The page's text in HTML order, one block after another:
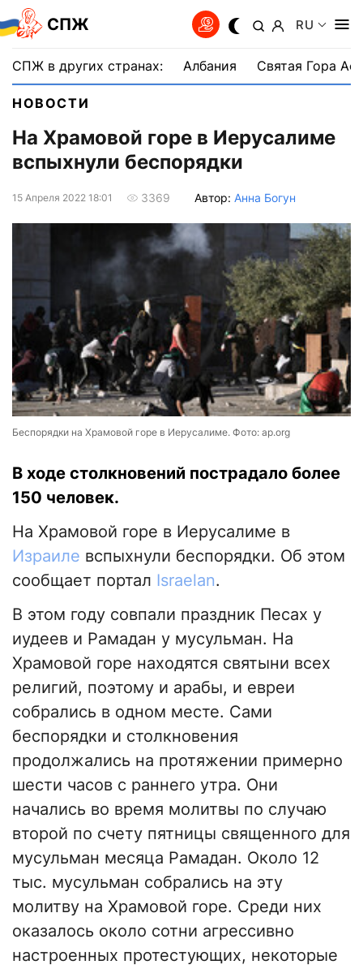
СПЖ RU
СПЖ в других странах: Албания Святая Гора
НОВОСТИ
На Храмовой горе в Иерусалиме
вспыхнули беспорядки
15 Апреля 2022 18:01 3369 Автор: Анна Богун
Беспорядки на Храмовой горе в Иерусалиме. Фото: ap.org
В ходе столкновений пострадало более
150 человек.
На Храмовой горе в Иерусалиме в
Израиле вспыхнули беспорядки. Об этом
сообщает портал Israelan.
В этом году совпали праздник Песах у
иудеев и Рамадан у мусульман. На
Храмовой горе находятся святыни всех
религий, поэтому и арабы, и евреи
собрались в одном месте. Сами
беспорядки и столкновения
продолжались на протяжении примерно
шести часов с раннего утра. Они
начались во время молитвы по случаю
второй по счету пятницы священного для
мусульман месяца Рамадан. Около 12
тыс. мусульман собрались на эту
молитву на Храмовой горе. Среди них
оказалось около сотни агрессивно
настроенных протестующих, некоторые